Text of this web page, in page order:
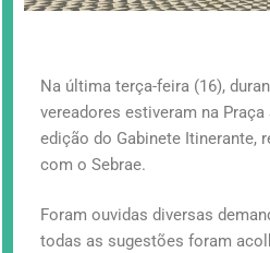
Na última terça-feira (16),
vereadores estiveram na Praça
edição do Gabinete Itinerante,
com o Sebrae.
Foram ouvidas diversas
todas as sugestões foram